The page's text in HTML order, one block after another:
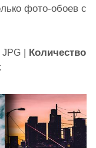
фото-обоев с
JPG | Количество